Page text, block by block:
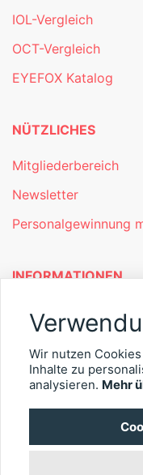
IOL-Vergleich
OCT-Vergleich
EYEFOX Katalog
NÜTZLICHES
Mitgliederbereich
Newsletter
Personalgewinnung
INFORMATIONEN
Was ist EYEFOX –
Kontakt
Wir nutzen
Inhalte zu
analysieren. Mehr